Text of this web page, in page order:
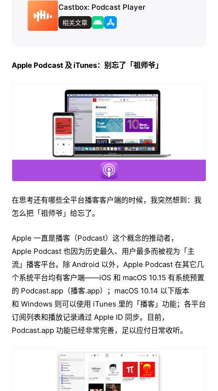
Castbox: Podcast Player
相关文章
Apple Podcast 及 iTunes：别忘了「祖师爷」
在思考还有哪些全平台播客客户端的时候，我突然想到：我
怎么把「祖师爷」给忘了。
Apple 一直是播客（Podcast）这个概念的推动者，
Apple Podcast 也因为历史最久、用户最多而被视为「主
流」播客平台。除 Android 以外，Apple Podcast 在其它几
个系统平台均有客户端——iOS 和 macOS 10.15 有系统预置
的 Podcast.app（播客.app）；macOS 10.14 以下版本
和 Windows 则可以使用 iTunes 里的「播客」功能；各平台
订阅列表和播放记录通过 Apple ID 同步。目前，
Podcast.app 功能已经非常完善，足以应付日常收听。